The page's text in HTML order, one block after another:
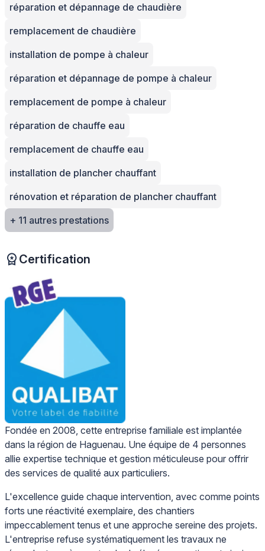
réparation et dépannage de chaudière
remplacement de chaudière
installation de pompe à chaleur
réparation et dépannage de pompe à chaleur
remplacement de pompe à chaleur
réparation de chauffe eau
remplacement de chauffe eau
installation de plancher chauffant
rénovation et réparation de plancher chauffant
+ 11 autres prestations
Certification
Fondée en 2008, cette entreprise familiale est implantée
dans la région de Haguenau. Une équipe de 4 personnes
allie expertise technique et gestion méticuleuse pour offrir
des services de qualité aux particuliers.
L'excellence guide chaque intervention, avec comme points
forts une réactivité exemplaire, des chantiers
impeccablement tenus et une approche sereine des projets.
L'entreprise refuse systématiquement les travaux ne